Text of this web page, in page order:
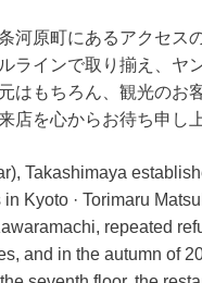
河原町にあるアクセス
ラインで取り揃え、ヤ
はもちろん、観光のお
店を心からお待ち申し
Takashimaya
Kyoto · Torimaru
repeated
and in the autumn of